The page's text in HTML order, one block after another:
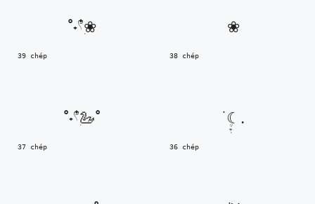
39 chép
˚˖𓍢ִ໋❀
38 chép
❀
37 chép
˚˖𓍢ִ໋🦢˚
36 chép
࣪ ִֶָ☾.